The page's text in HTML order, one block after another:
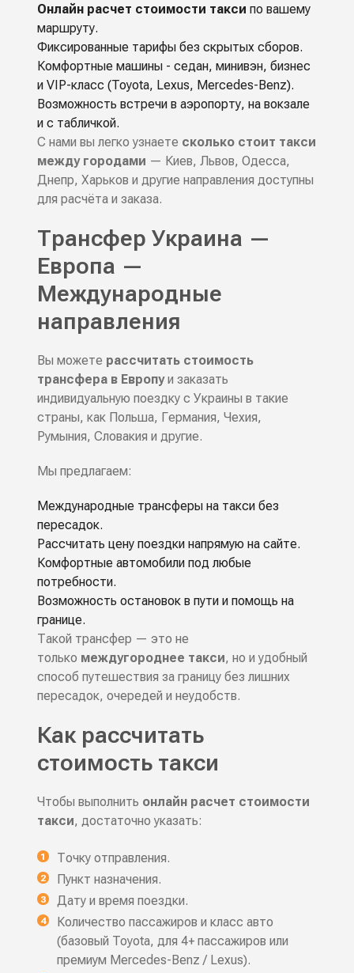
Онлайн расчет стоимости такси по вашему
маршруту.
Фиксированные тарифы без скрытых сборов.
Комфортные машины - седан, минивэн, бизнес
и VIP-класс (Toyota, Lexus, Mercedes-Benz).
Возможность встречи в аэропорту, на вокзале
и с табличкой.
С нами вы легко узнаете сколько стоит такси
между городами — Киев, Львов, Одесса,
Днепр, Харьков и другие направления доступны
для расчёта и заказа.
Трансфер Украина —
Европа —
Международные
направления
Вы можете рассчитать стоимость
трансфера в Европуи заказать
индивидуальную поездку с Украины в такие
страны, как Польша, Германия, Чехия,
Румыния, Словакия и другие.
Мы предлагаем:
Международные трансферы на такси без
пересадок.
Рассчитать цену поездки напрямую на сайте.
Комфортные автомобили под любые
потребности.
Возможность остановок в пути и помощь на
границе.
Такой трансфер — это не
только междугороднее такси, но и удобный
способ путешествия за границу без лишних
пересадок, очередей и неудобств.
Как рассчитать
стоимость такси
Чтобы выполнить онлайн расчет стоимости
такси, достаточно указать:
Точку отправления.
Пункт назначения.
Дату и время поездки.
Количество пассажиров и класс авто
(базовый Toyota, для 4+ пассажиров или
премиум Mercedes-Benz / Lexus).